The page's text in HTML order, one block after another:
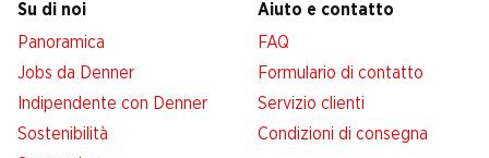
Su di noi
Panoramica
Jobs da Denner
Indipendente con Denner
Sostenibilità
Aiuto e contatto
FAQ
Formulario di contatto
Servizio clienti
Condizioni di consegna